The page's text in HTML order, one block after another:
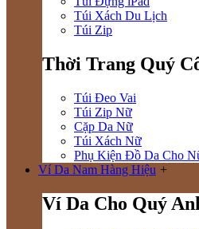
Túi Xách Du Lịch
Túi Zip
Thời Trang Quý
Túi Đeo Vai
Túi Zip Nữ
Cặp Da Nữ
Túi Xách Nữ
Phụ Kiện Đồ Da Cho
Ví Da Nam Hàng Hiệu +
Ví Da Cho Quý